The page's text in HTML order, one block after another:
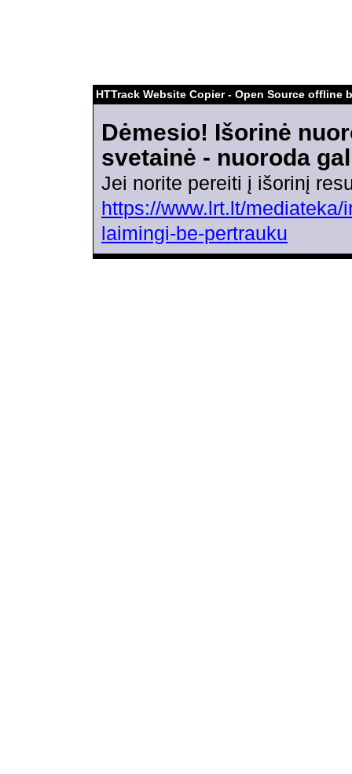
HTTrack Website Copier - Open Source offline
Dėmesio! Išorinė
svetainė - nuoroda
Jei norite pereiti į išorinį
https://www.lrt.lt/
laimingi-be-pertrauku